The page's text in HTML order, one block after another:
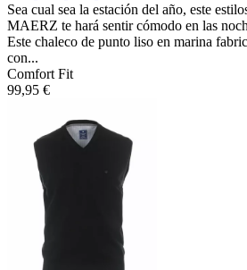
Sea cual sea la estación del año, este
MAERZ te hará sentir cómodo en las
Este chaleco de punto liso en marina
con...
Comfort Fit
99,95 €